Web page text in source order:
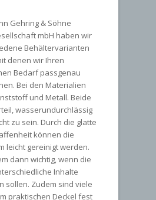
Gehring & Söhne
mbH haben wir
Behältervarianten
denen wir Ihren
Bedarf passgenau
Bei den Materialien
und Metall. Beide
wasserundurchlässig
zu sein. Durch die glatte
können die
leicht gereinigt werden.
dann wichtig, wenn die
Inhalte
sollen. Zudem sind viele
praktischen Deckel fest